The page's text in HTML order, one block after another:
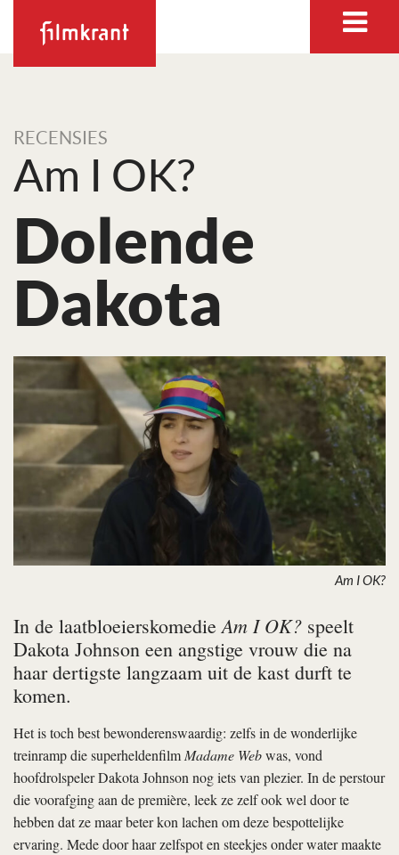
RECENSIES
Am I OK?
Dolende
Dakota
Am I OK?
In de laatbloeierskomedieAm I OK? speelt
Dakota Johnson een angstige vrouw die na
haar dertigste langzaam uit de kast durft te
komen.
Het is toch best bewonderenswaardig: zelfs in de wonderlijke
treinramp die superheldenfilmMadame Webwas, vond
hoofdrolspeler Dakota Johnson nog iets van plezier. In de perstour
die voorafging aan de pre­mière, leek ze zelf ook wel door te
hebben dat ze maar beter kon lachen om deze bespottelijke
ervaring. Mede door haar zelfspot en steekjes onder water maakte